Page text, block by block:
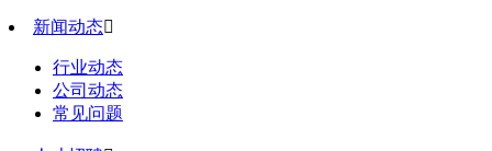
新闻动态
行业动态
公司动态
常见问题